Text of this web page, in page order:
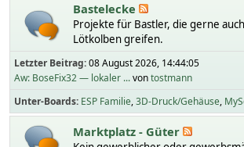
Bastelecke
Projekte für Bastler, die gerne
Lötkolben greifen.
Letzter Beitrag:08 August 2026, 14:44:05
Aw: BoseFix32 — lokaler ...vontostmann
Unter-Boards ESP Familie 3D-Druck/Gehäuse
Marktplatz - Güter